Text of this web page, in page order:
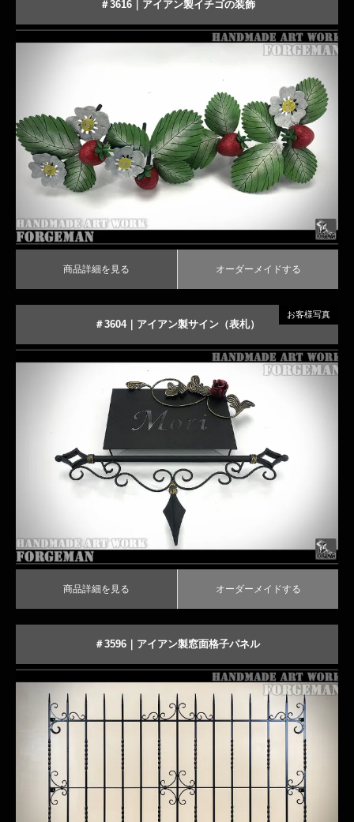
＃3616｜アイアン製イチゴの装飾
商品詳細を見るオーダーメイドする
商品詳細を見る オーダーメイドする
＃3604｜アイアン製サイン（表札）
薔薇のアイアン表札
お客様写真
商品詳細を見るオーダーメイドする
商品詳細を見る オーダーメイドする
＃3596｜アイアン製窓面格子パネル
クラシックな飾りがおしゃれなロートアイアン面格子
商品詳細を見るオーダーメイドする